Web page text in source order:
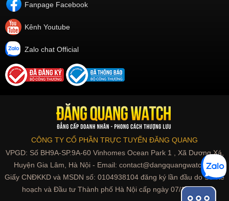
Fanpage Facebook
Kênh Youtube
Zalo chat Official
CÔNG TY CỔ PHẦN TRỰC TUYẾN ĐĂNG QUANG
VPGD: Số BH9A-SP.9A-60 Vinhomes Ocean Park 1 , Xã Dương Xá,
Huyện Gia Lâm, Hà Nội - Email: contact@dangquangwatch.vn
Giấy CNĐKKD và MSDN số: 0104938104 đăng ký lần đầu do Sở Kế
hoạch và Đầu tư Thành phố Hà Nội cấp ngày 07/10/2010